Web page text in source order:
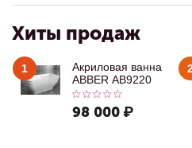
Хиты продаж
1
Акриловая ванна
ABBER AB9220
98 000 ₽